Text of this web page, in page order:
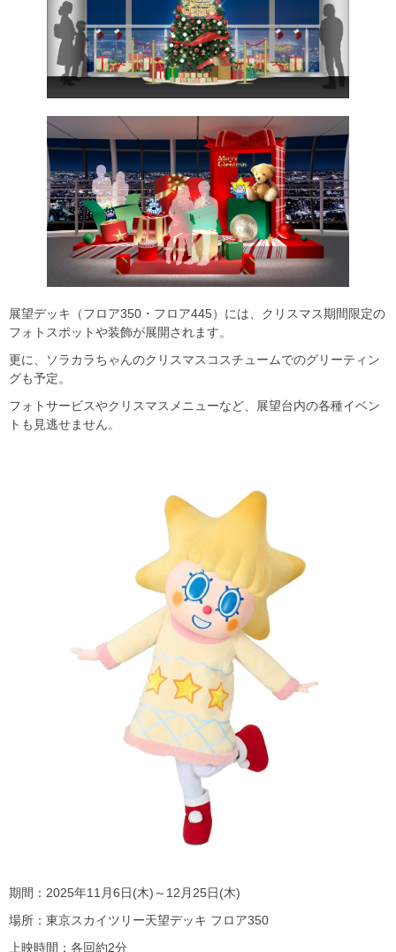
展望デッキ（フロア350・フロア445）には、クリスマス期間限定の
フォトスポットや装飾が展開されます。
更に、ソラカラちゃんのクリスマスコスチュームでのグリーティン
グも予定。
フォトサービスやクリスマスメニューなど、展望台内の各種イベン
トも見逃せません。
期間：2025年11月6日(木)～12月25日(木)
場所：東京スカイツリー天望デッキ フロア350
上映時間：各回約2分